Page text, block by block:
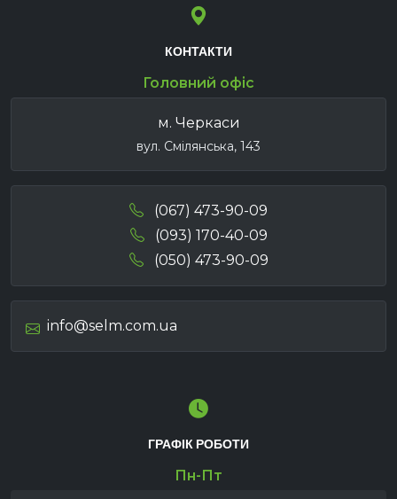
КОНТАКТИ
Головний офіс
м. Черкаси
вул. Смілянська, 143
(067) 473-90-09
(093) 170-40-09
(050) 473-90-09
info@selm.com.ua
ГРАФІК РОБОТИ
Пн-Пт